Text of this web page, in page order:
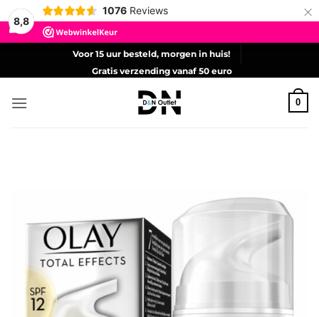
8,8
1076 Reviews ×
Voor 15 uur besteld, morgen in huis!
Gratis verzending vanaf 50 euro
0